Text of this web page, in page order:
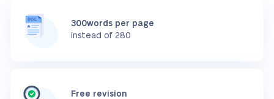
300words per page
instead of 280
Free revision